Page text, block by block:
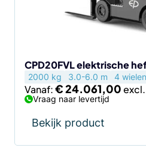
CPD20FVL elektrische
2000 kg 3.0-6.0 m 4 wielen
Vanaf:€24.061,00
Vraag naar levertijd
Bekijk product
de
productpagina